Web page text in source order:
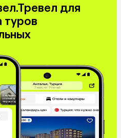
для
туров